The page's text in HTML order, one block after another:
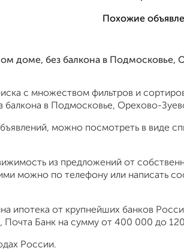
Похожие
доме, без балкона в
с множеством фильтров и
балкона в Подмосковье, Орехово-
можно посмотреть в виде
из предложений от
можно по телефону или написать
ипотека от крупнейших банков
Почта Банк на сумму от 400 000 до
России.